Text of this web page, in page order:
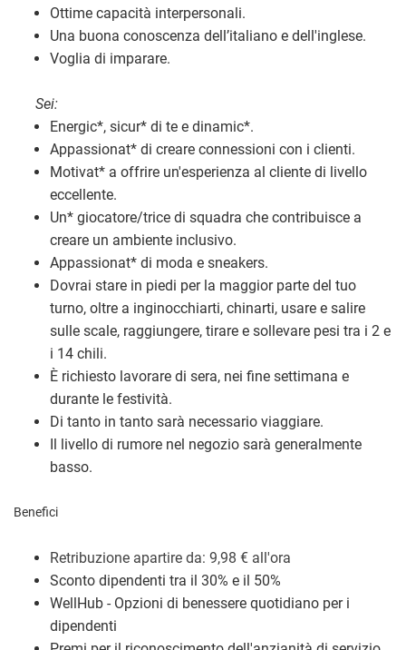
Ottime capacità interpersonali.
Una buona conoscenza dell’italiano e dell'inglese.
Voglia di imparare.
Sei:
Energic*, sicur* di te e dinamic*.
Appassionat* di creare connessioni con i clienti.
Motivat* a offrire un'esperienza al cliente di livello
eccellente.
Un* giocatore/trice di squadra che contribuisce a
creare un ambiente inclusivo.
Appassionat* di moda e sneakers.
Dovrai stare in piedi per la maggior parte del tuo
turno, oltre a inginocchiarti, chinarti, usare e salire
sulle scale, raggiungere, tirare e sollevare pesi tra i 2 e
i 14 chili.
È richiesto lavorare di sera, nei fine settimana e
durante le festività.
Di tanto in tanto sarà necessario viaggiare.
Il livello di rumore nel negozio sarà generalmente
basso.
Benefici
Retribuzione apartire da: 9,98 € all'ora
Sconto dipendenti tra il 30% e il 50%
WellHub - Opzioni di benessere quotidiano per i
dipendenti